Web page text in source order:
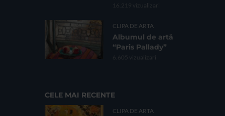
16.219 vizualizari
CLIPA DE ARTA
Albumul de artă
“Paris Pallady”
6.605 vizualizari
CELE MAI RECENTE
CLIPA DE ARTA